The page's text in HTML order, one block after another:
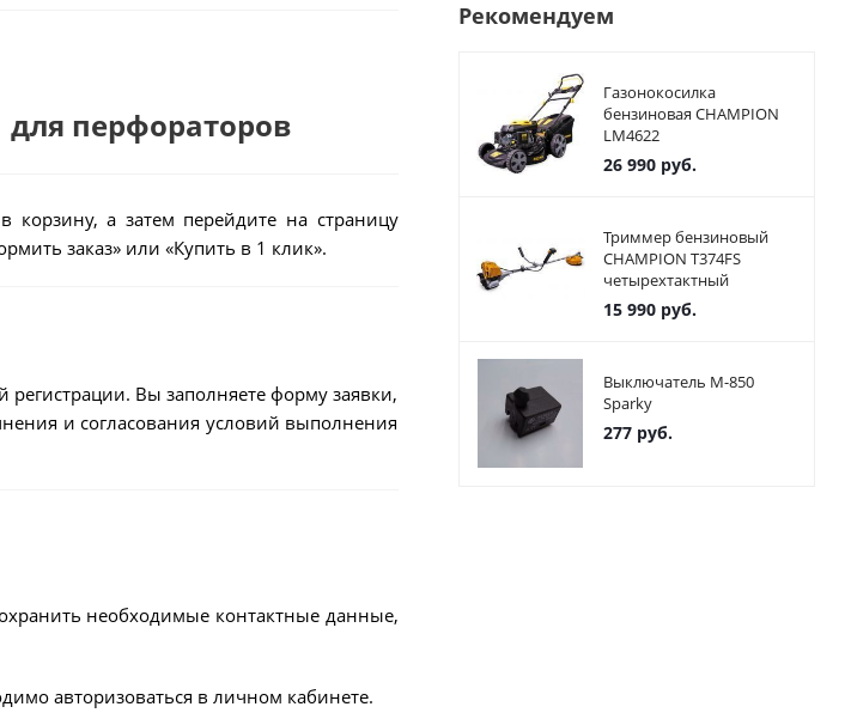
перфораторов
а затем перейдите на страницу
заказ» или «Купить в 1 клик».
регистрации. Вы заполняете форму заявки,
и согласования условий выполнения
необходимые контактные данные,
авторизоваться в личном кабинете.
Рекомендуем
Газонокосилка
бензиновая CHAMPION
LM4622
26 990руб.
Триммер бензиновый
CHAMPION T374FS
четырехтактный
15 990руб.
Выключатель М-850
Sparky
277руб.